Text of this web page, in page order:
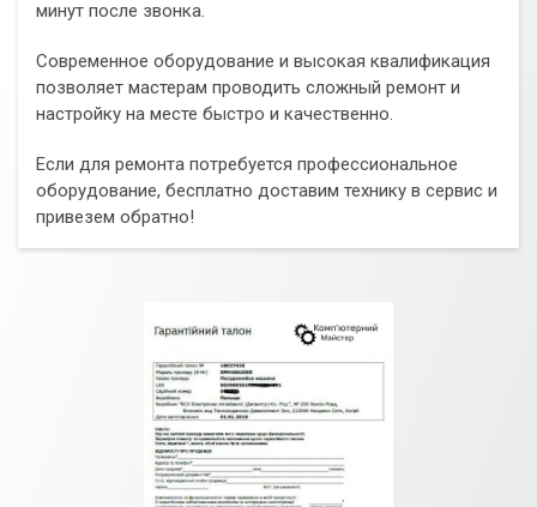
минут после звонка.
Современное оборудование и высокая квалификация
позволяет мастерам проводить сложный ремонт и
настройку на месте быстро и качественно.
Если для ремонта потребуется профессиональное
оборудование, бесплатно доставим технику в сервис и
привезем обратно!